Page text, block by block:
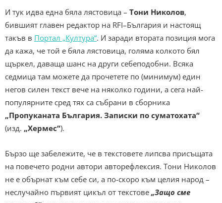
И тук идва една бяла лястовица – Тони Николов,
бившият главен редактор на RFI–България и настоящ
такъв в Портал „Култура“. И заради втората позиция мога
да кажа, че той е бяла лястовица, голяма колкото бял
щъркел, даваща шанс на други себеподобни. Всяка
седмица там можете да прочетете по (минимум) един
негов силен текст вече на няколко години, а сега най-
популярните сред тях са събрани в сборника
„Пропуканата България. Записки по суматохата“
(изд. „Хермес“).
Бързо ще забележите, че в текстовете липсва присъщата
на повечето родни автори авторефлексия. Тони Николов
не е обърнат към себе си, а по-скоро към целия народ –
неслучайно първият цикъл от текстове „Защо сме